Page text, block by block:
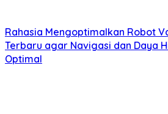
Rahasia Mengoptimalkan Robot
Terbaru agar Navigasi dan Daya
Optimal